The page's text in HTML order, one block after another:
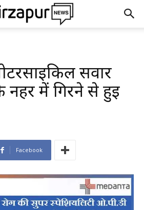
सवार
नहर में गिरने से हुई
Facebook